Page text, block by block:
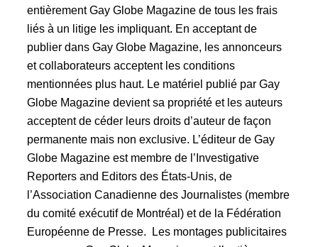
entièrement Gay Globe Magazine de tous les frais
liés à un litige les impliquant. En acceptant de
publier dans Gay Globe Magazine, les annonceurs
et collaborateurs acceptent les conditions
mentionnées plus haut. Le matériel publié par Gay
Globe Magazine devient sa propriété et les auteurs
acceptent de céder leurs droits d’auteur de façon
permanente mais non exclusive. L’éditeur de Gay
Globe Magazine est membre de l’Investigative
Reporters and Editors des États-Unis, de
l’Association Canadienne des Journalistes (membre
du comité exécutif de Montréal) et de la Fédération
Européenne de Presse. Les montages publicitaires